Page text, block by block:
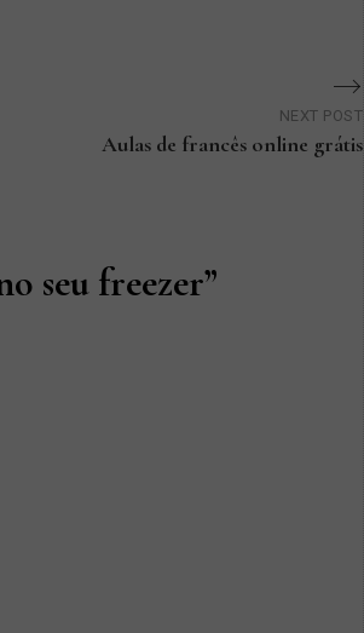
NEXT POST
Aulas de francês online grátis
seu freezer”